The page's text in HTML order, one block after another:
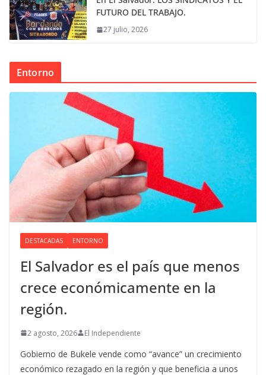
FUTURO DEL TRABAJO.
27 julio, 2026
Entorno
DESTACADAS ENTORNO
El Salvador es el país que menos
crece económicamente en la
región.
2 agosto, 2026 El Independiente
Gobierno de Bukele vende como “avance” un crecimiento
económico rezagado en la región y que beneficia a unos